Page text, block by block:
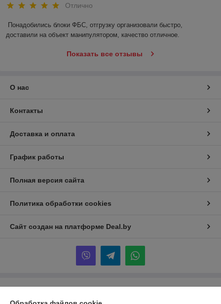
Отлично
Понадобились блоки ФБС, отгрузку организовали быстро,
доставили на объект манипулятором, качество отличное.
Показать все отзывы
О нас
Контакты
Доставка и оплата
График работы
Полная версия сайта
Политика обработки cookies
Сайт создан на платформе Deal.by